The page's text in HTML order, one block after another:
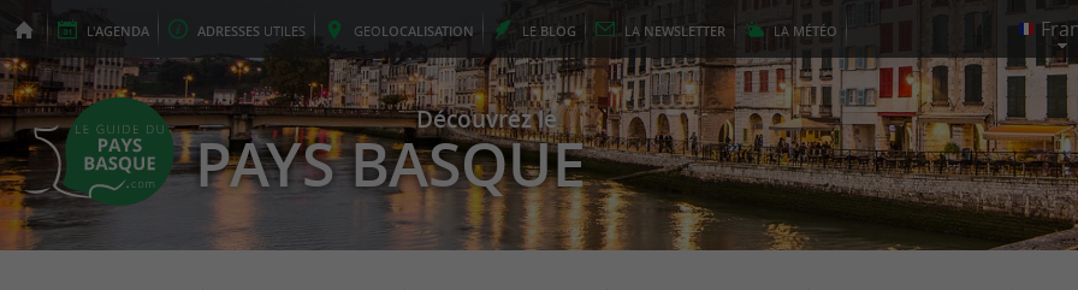
L'AGENDA ADRESSES UTILES GEOLOCALISATION LE BLOG LA NEWSLETTER LA MÉTÉO
Découvrez le
PAYS BASQUE